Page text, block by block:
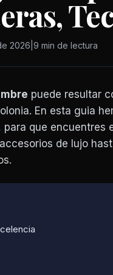
2026 9 min de lectura
puede resultar
En esta guia
que encuentres
de lujo